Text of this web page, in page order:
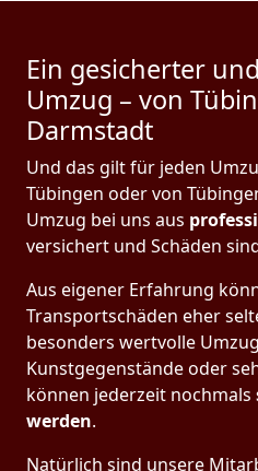
Ein gesicherter
Umzug – von
Darmstadt
Und das gilt für jeden
Tübingen oder von
Umzug bei uns aus
versichert und Schäden
Aus eigener Erfahrung
Transportschäden eher
besonders wertvolle
Kunstgegenstände oder
können jederzeit nochmals
werden.
Natürlich sind unsere